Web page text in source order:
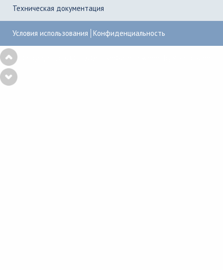
Техническая документация
Условия использования Конфиденциальность